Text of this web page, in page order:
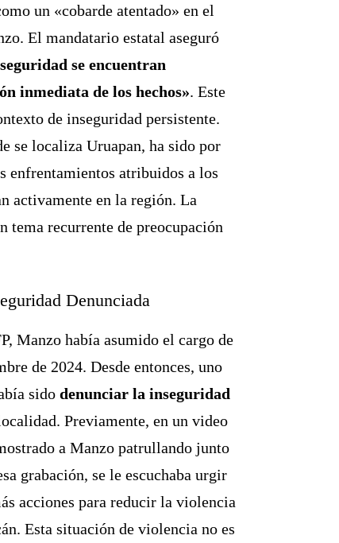
un «cobarde atentado» en el
El mandatario estatal aseguró
se encuentran
inmediata de los hechos». Este
de inseguridad persistente.
se localiza Uruapan, ha sido por
enfrentamientos atribuidos a los
activamente en la región. La
tema recurrente de preocupación
Denunciada
Manzo había asumido el cargo de
de 2024. Desde entonces, uno
sidodenunciar la inseguridad
Previamente, en un video
a Manzo patrullando junto
grabación, se le escuchaba urgir
acciones para reducir la violencia
Esta situación de violencia no es